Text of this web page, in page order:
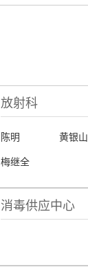
放射科
陈明 黄银山
梅继全
消毒供应中心